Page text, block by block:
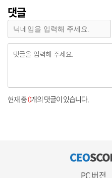
댓글
현재 총0개의 댓글이 있습니다.
PC 버전